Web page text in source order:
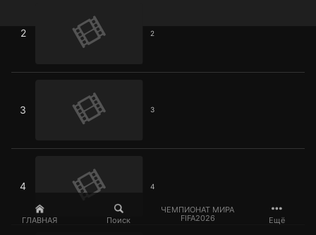
ГЛАВНАЯ Поиск
ЧЕМПИОНАТ МИРА
FIFA2026
Ещё
2 2
3 3
4 4